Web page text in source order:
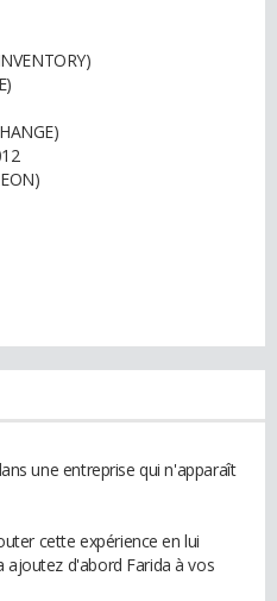
une entreprise qui n'apparaît
cette expérience en lui
ajoutez d'abord Farida à vos